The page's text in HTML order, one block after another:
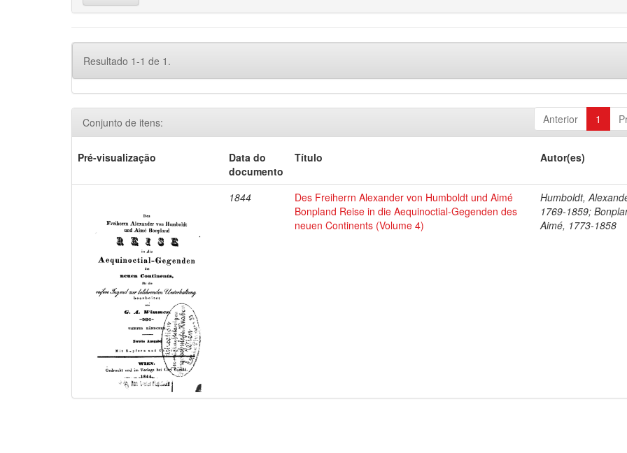
Resultado 1-1 de 1.
Anterior 1
Conjunto de itens:
Pré-visualização
Data do
documento
Título Autor(es)
1844
Des Freiherrn Alexander von Humboldt und Aimé
Bonpland Reise in die Aequinoctial-Gegenden des
neuen Continents (Volume 4)
Humboldt,
1769-1859;
Aimé, 1773-1858